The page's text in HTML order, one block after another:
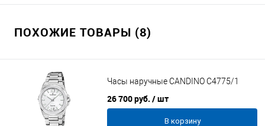
ПОХОЖИЕ ТОВАРЫ (8)
Часы наручные CANDINO C4775/1
26 700 руб. / шт
В корзину